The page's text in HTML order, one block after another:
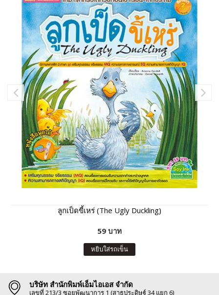
ลูกเป็ดขี้เหร่ (The Ugly Duckling)
59 บาท
หยิบใส่รถเข็น
บริษัท สำนักพิมพ์เอ็มไอเอส จำกัด
เลขที่ 213/3 ซอยพัฒนาการ 1 (สาธุประดิษฐ์ 34 แยก 6)